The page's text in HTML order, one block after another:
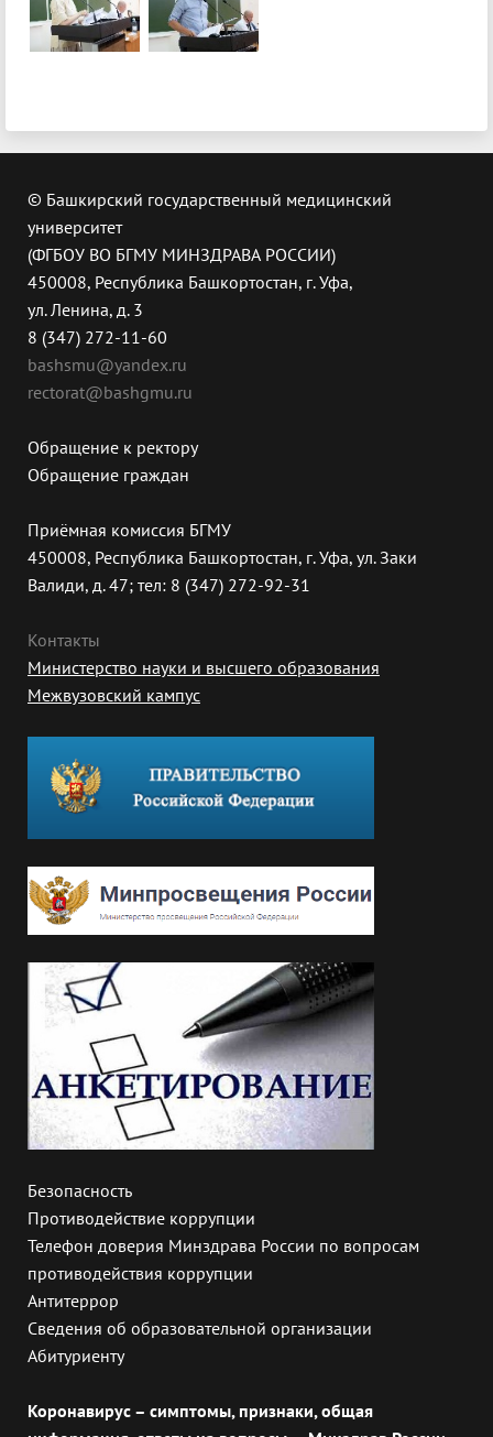
© Башкирский государственный медицинский
университет
(ФГБОУ ВО БГМУ МИНЗДРАВА РОССИИ)
450008, Республика Башкортостан, г. Уфа,
ул. Ленина, д. 3
8 (347) 272-11-60
bashsmu@yandex.ru
rectorat@bashgmu.ru
Обращение к ректору
Обращение граждан
Приёмная комиссия БГМУ
450008, Республика Башкортостан, г. Уфа, ул. Заки
Валиди, д. 47; тел: 8 (347) 272-92-31
Контакты
Министерство науки и высшего образования
Межвузовский кампус
Безопасность
Противодействие коррупции
Телефон доверия Минздрава России по вопросам
противодействия коррупции
Антитеррор
Сведения об образовательной организации
Абитуриенту
Коронавирус – симптомы, признаки, общая